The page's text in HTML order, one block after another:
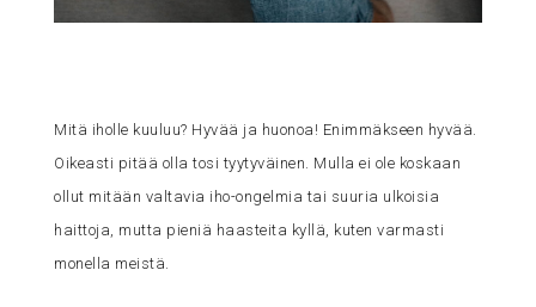
Mitä iholle kuuluu? Hyvää ja huonoa! Enimmäkseen hyvää.
Oikeasti pitää olla tosi tyytyväinen. Mulla ei ole koskaan
ollut mitään valtavia iho-ongelmia tai suuria ulkoisia
haittoja, mutta pieniä haasteita kyllä, kuten varmasti
monella meistä.